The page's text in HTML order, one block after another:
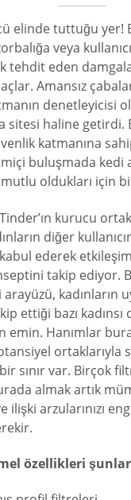
elinde tuttuğu yer!
veya
tehdit eden
Amansız
denetleyicisi
sitesi haline getirdi.
katmanına
buluşmada kedi
oldukları için bir
kurucu
diğer
ederek
takip ediyor.
kadınların
ettiği bazı kadınsı
emin. Hanımlar
ortaklarıyla
sınır var. Birçok
almak artık
ilişki arzularınızı
özellikleri